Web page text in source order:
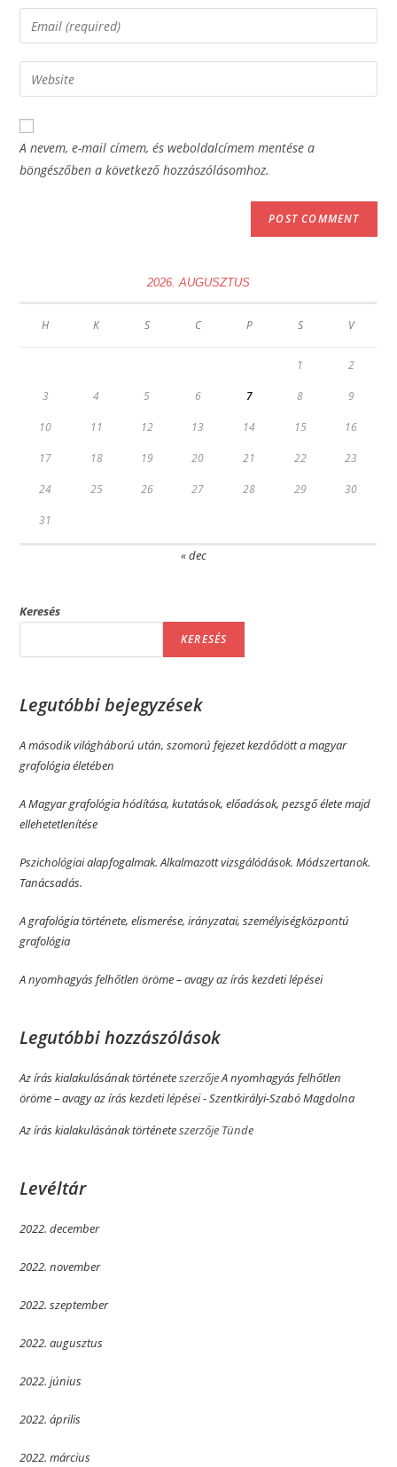
name
or
comment
Enter
your
email
address
comment
Enter
your
website
URL
A nevem, e-mail címem, és weboldalcímem mentése a
böngészőben a következő hozzászólásomhoz.
2026. AUGUSZTUS
H K S C P S V
1 2
3 4 5 6 7 8 9
10 11 12 13 14 15 16
17 18 19 20 21 22 23
24 25 26 27 28 29 30
31
« dec
Keresés
KERESÉS
Legutóbbi bejegyzések
A második világháború után, szomorú fejezet kezdődött a magyar
grafológia életében
A Magyar grafológia hódítása, kutatások, előadások, pezsgő élete majd
ellehetetlenítése
Pszichológiai alapfogalmak. Alkalmazott vizsgálódások. Módszertanok.
Tanácsadás.
A grafológia története, elismerése, irányzatai, személyiségközpontú
grafológia
A nyomhagyás felhőtlen öröme­­ – avagy az írás kezdeti lépései
Legutóbbi hozzászólások
Az írás kialakulásának történeteszerzőjeA nyomhagyás felhőtlen
öröme­­ – avagy az írás kezdeti lépései - Szentkirályi-Szabó Magdolna
Az írás kialakulásának történeteszerzője Tünde
Levéltár
2022. december
2022. november
2022. szeptember
2022. augusztus
2022. június
2022. április
2022. március